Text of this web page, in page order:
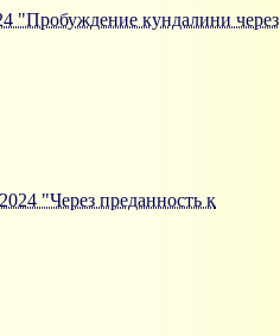
"Пробуждение кундалини через
"Через преданность к